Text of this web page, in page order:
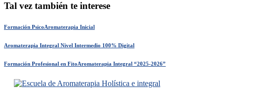
Tal vez también te interese
Formación PsicoAromaterapia Inicial
Aromaterapia Integral Nivel Intermedio 100% Digital
Formación Profesional en FitoAromaterapia Integral “2025-2026”